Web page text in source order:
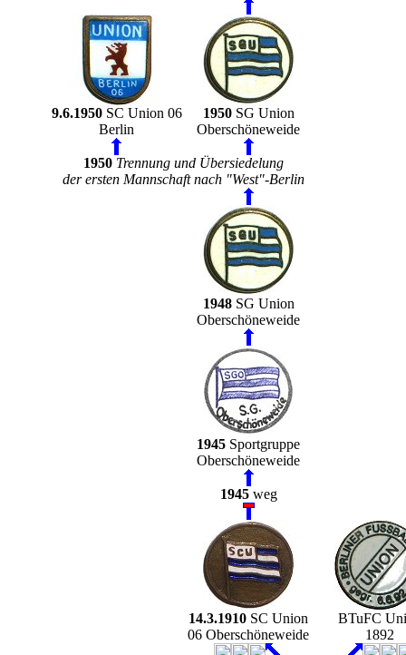
9.6.1950SC Union 06
Berlin
1950SG Union
Oberschöneweide
1950 Trennung und Übersiedelung
der ersten Mannschaft nach "West"-Berlin
1948SG Union
Oberschöneweide
1945 Sportgruppe
Oberschöneweide
1945weg
14.3.1910 SC Union
06 Oberschöneweide
BTuFC
1892